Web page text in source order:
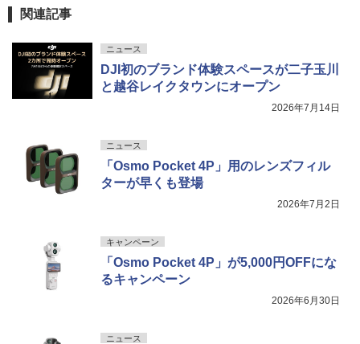
関連記事
ニュース
DJI初のブランド体験スペースが二子玉川
と越谷レイクタウンにオープン
2026年7月14日
ニュース
「Osmo Pocket 4P」用のレンズフィル
ターが早くも登場
2026年7月2日
キャンペーン
「Osmo Pocket 4P」が5,000円OFFにな
るキャンペーン
2026年6月30日
ニュース